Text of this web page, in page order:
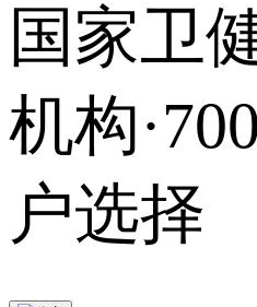
国家卫
机构
户选择